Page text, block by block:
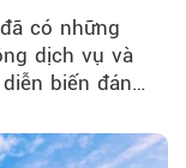
có những
dịch vụ và
biến đáng